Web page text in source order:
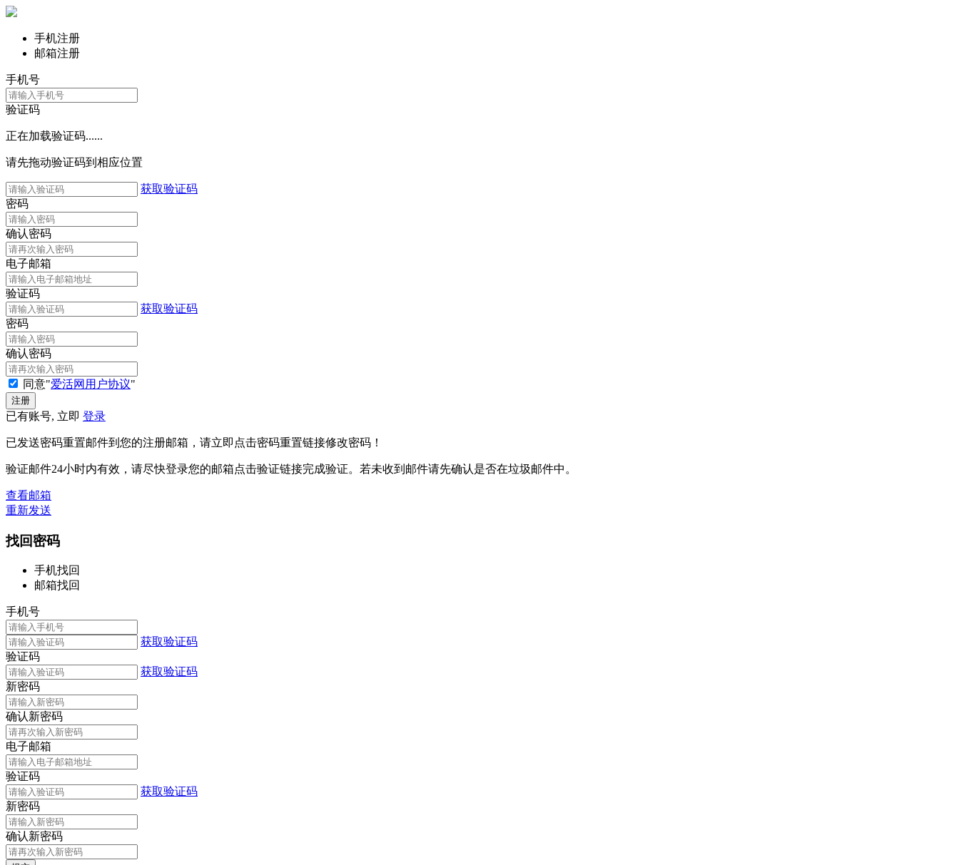
手机注册
邮箱注册
手机号
验证码
正在加载验证码......
请先拖动验证码到相应位置
获取验证码
密码
确认密码
电子邮箱
验证码
获取验证码
密码
确认密码
同意"爱活网用户协议"
已有账号, 立即 登录
已发送密码重置邮件到您的注册邮箱，请立即点击密码重置链接修改密码！
验证邮件24小时内有效，请尽快登录您的邮箱点击验证链接完成验证。若未收到邮件请先确认是否在垃圾邮件中。
查看邮箱
重新发送
找回密码
手机找回
邮箱找回
手机号
获取验证码
验证码
获取验证码
新密码
确认新密码
电子邮箱
验证码
获取验证码
新密码
确认新密码